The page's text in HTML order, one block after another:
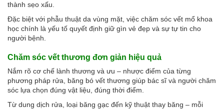
thành sẹo xấu.
Đặc biệt với phẫu thuật da vùng mặt, việc chăm sóc vết mổ khoa
học chính là yếu tố quyết định giữ gìn vẻ đẹp và sự tự tin cho
người bệnh.
Chăm sóc vết thương đơn giản hiệu quả
Nắm rõ cơ chế lành thương và ưu – nhược điểm của từng
phương pháp rửa, băng bó vết thương giúp bác sĩ và người chăm
sóc lựa chọn đúng vật liệu, đúng thời điểm.
Từ dung dịch rửa, loại băng gạc đến kỹ thuật thay băng – mỗi